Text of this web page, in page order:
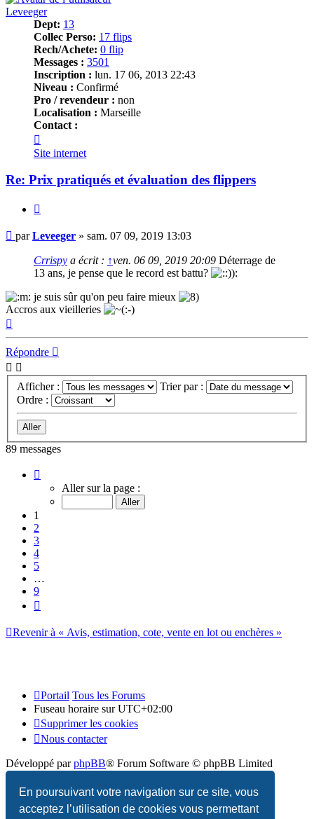
En poursuivant votre navigation sur ce site, vous
acceptez l’utilisation de cookies vous permettant
Leveeger
Dept: 13
Collec Perso: 17 flips
Rech/Achete: 0 flip
Messages : 3501
Inscription : lun. 17 06, 2013 22:43
Niveau : Confirmé
Pro / revendeur : non
Localisation : Marseille
Contact :
Leveeger
Site internet
Re: Prix pratiqués et évaluation des flippers
Message
parLeveeger » sam. 07 09, 2019 13:03
Crrispy a écrit : ↑ven. 06 09, 2019 20:09 Déterrage de
13 ans, je pense que le record est battu?
je suis sûr qu'on peu faire mieux
Accros aux vieilleries
Répondre
Afficher :
Trier par :
Ordre :
89 messages
sur
Aller sur la page :
1
2
3
4
5
…
9
Revenir à « Avis, estimation, cote, vente en lot ou enchères »
Portail Tous les Forums
Fuseau horaire surUTC+02:00
Supprimer les cookies
Nous contacter
Développé parphpBB® Forum Software © phpBB Limited
Traduction française officielle©Qiaeru
Confidentialité |Conditions